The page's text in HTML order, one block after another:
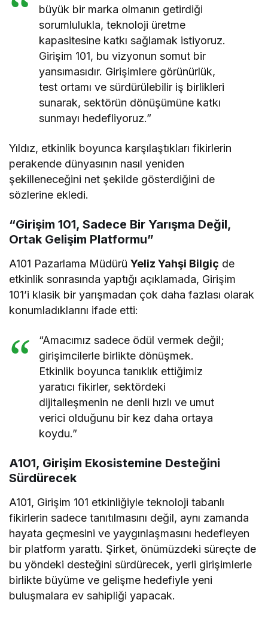
büyük bir marka olmanın getirdiği
sorumlulukla, teknoloji üretme
kapasitesine katkı sağlamak istiyoruz.
Girişim 101, bu vizyonun somut bir
yansımasıdır. Girişimlere görünürlük,
test ortamı ve sürdürülebilir iş birlikleri
sunarak, sektörün dönüşümüne katkı
sunmayı hedefliyoruz.”
Yıldız, etkinlik boyunca karşılaştıkları fikirlerin
perakende dünyasının nasıl yeniden
şekilleneceğini net şekilde gösterdiğini de
sözlerine ekledi.
“Girişim 101, Sadece Bir Yarışma Değil,
Ortak Gelişim Platformu”
A101 Pazarlama MüdürüYeliz Yahşi Bilgiç de
etkinlik sonrasında yaptığı açıklamada, Girişim
101’i klasik bir yarışmadan çok daha fazlası olarak
konumladıklarını ifade etti:
“Amacımız sadece ödül vermek değil;
girişimcilerle birlikte dönüşmek.
Etkinlik boyunca tanıklık ettiğimiz
yaratıcı fikirler, sektördeki
dijitalleşmenin ne denli hızlı ve umut
verici olduğunu bir kez daha ortaya
koydu.”
A101, Girişim Ekosistemine Desteğini
Sürdürecek
A101, Girişim 101 etkinliğiyle teknoloji tabanlı
fikirlerin sadece tanıtılmasını değil, aynı zamanda
hayata geçmesini ve yaygınlaşmasını hedefleyen
bir platform yarattı. Şirket, önümüzdeki süreçte de
bu yöndeki desteğini sürdürecek, yerli girişimlerle
birlikte büyüme ve gelişme hedefiyle yeni
buluşmalara ev sahipliği yapacak.